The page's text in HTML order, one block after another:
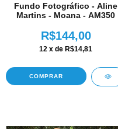
Fundo Fotográfico - Aline
Martins - Moana - AM350
R$144,00
12 x de R$14,81
COMPRAR